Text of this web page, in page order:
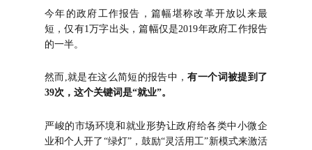
今年的政府工作报告，篇幅堪称改革开放以来最
短，仅有1万字出头，篇幅仅是2019年政府工作报告
的一半。
然而,就是在这么简短的报告中，有一个词被提到了
39次，这个关键词是“就业”。
严峻的市场环境和就业形势让政府给各类中小微企
业和个人开了“绿灯”，鼓励“灵活用工”新模式来激活